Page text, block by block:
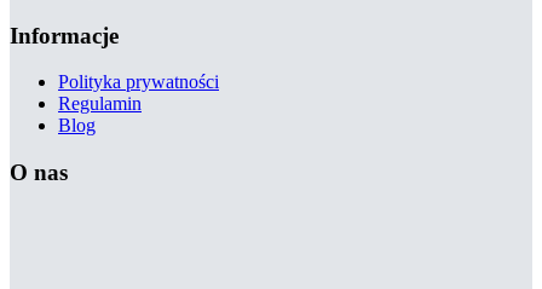
Informacje
Polityka prywatności
Regulamin
Blog
O nas